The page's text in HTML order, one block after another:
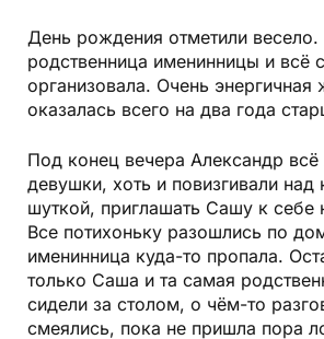
День рождения отметили весело.
родственница именинницы и всё
организовала. Очень энергичная
оказалась всего на два года
Под конец вечера Александр
девушки, хоть и повизгивали над
шуткой, приглашать Сашу к себе
Все потихоньку разошлись по
именинница куда-то пропала.
только Саша и та самая
сидели за столом, о чём-то
смеялись, пока не пришла пора